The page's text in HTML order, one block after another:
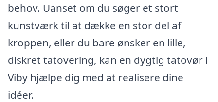
behov. Uanset om du søger et stort
kunstværk til at dække en stor del af
kroppen, eller du bare ønsker en lille,
diskret tatovering, kan en dygtig tatovør i
Viby hjælpe dig med at realisere dine
idéer.